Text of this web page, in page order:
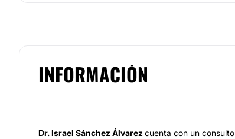
INFORMACIÓN
Dr. Israel Sánchez Álvarez cuenta con un